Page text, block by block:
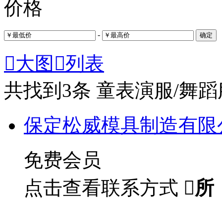
价格
- 确定
大图 列表
共找到 3条 童表演服/舞
保定松威模具制造有限
免费会员
点击查看联系方式 所